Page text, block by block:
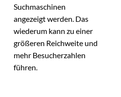
Suchmaschinen
angezeigt werden. Das
wiederum kann zu einer
größeren Reichweite und
mehr Besucherzahlen
führen.